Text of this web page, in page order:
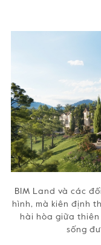
BIM Land và các
hình, mà kiên định
hài hòa giữa
sống